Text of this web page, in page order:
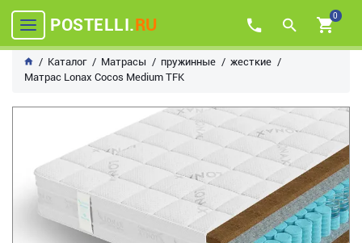
POSTELLI.RU 0
Каталог Матрасы пружинные
жесткие
Матрас Lonax Cocos Medium TFK